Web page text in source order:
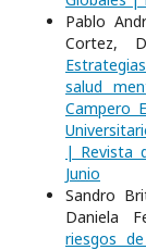
Pablo
Cortez,
salud
Campero
| Revista
Junio
Sandro
Daniela
riesgos